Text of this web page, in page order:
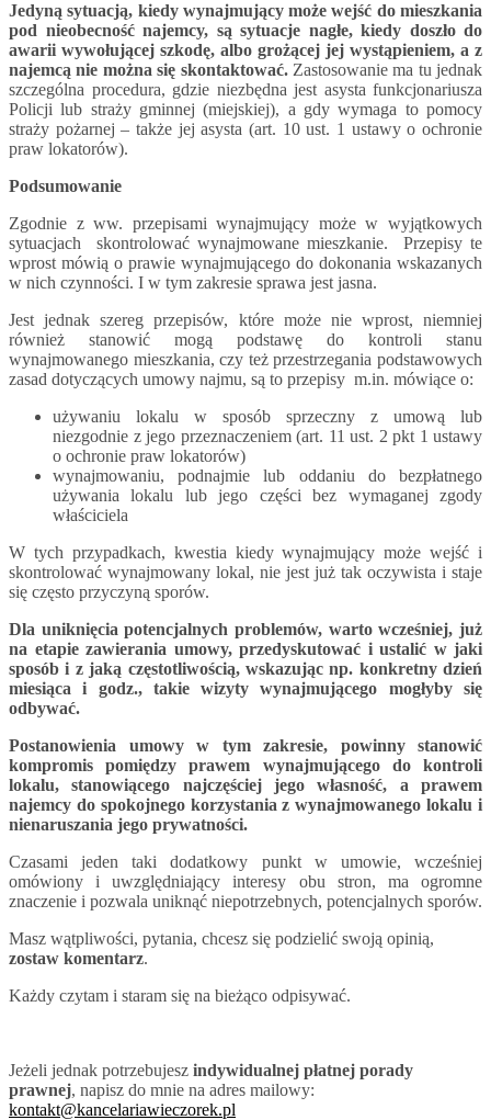
Jedyną sytuacją, kiedy wynajmujący może wejść do mieszkania
pod nieobecność najemcy, są sytuacje nagłe, kiedy doszło do
awarii wywołującej szkodę, albo grożącej jej wystąpieniem, a z
najemcą nie można się skontaktować. Zastosowanie ma tu jednak
szczególna procedura, gdzie niezbędna jest asysta funkcjonariusza
Policji lub straży gminnej (miejskiej), a gdy wymaga to pomocy
straży pożarnej – także jej asysta (art. 10 ust. 1 ustawy o ochronie
praw lokatorów).
Podsumowanie
Zgodnie z ww. przepisami wynajmujący może w wyjątkowych
sytuacjach skontrolować wynajmowane mieszkanie. Przepisy te
wprost mówią o prawie wynajmującego do dokonania wskazanych
w nich czynności. I w tym zakresie sprawa jest jasna.
Jest jednak szereg przepisów, które może nie wprost, niemniej
również stanowić mogą podstawę do kontroli stanu
wynajmowanego mieszkania, czy też przestrzegania podstawowych
zasad dotyczących umowy najmu, są to przepisy m.in. mówiące o:
używaniu lokalu w sposób sprzeczny z umową lub
niezgodnie z jego przeznaczeniem (art. 11 ust. 2 pkt 1 ustawy
o ochronie praw lokatorów)
wynajmowaniu, podnajmie lub oddaniu do bezpłatnego
używania lokalu lub jego części bez wymaganej zgody
właściciela
W tych przypadkach, kwestia kiedy wynajmujący może wejść i
skontrolować wynajmowany lokal, nie jest już tak oczywista i staje
się często przyczyną sporów.
Dla uniknięcia potencjalnych problemów, warto wcześniej, już
na etapie zawierania umowy, przedyskutować i ustalić w jaki
sposób i z jaką częstotliwością, wskazując np. konkretny dzień
miesiąca i godz., takie wizyty wynajmującego mogłyby się
odbywać.
Postanowienia umowy w tym zakresie, powinny stanowić
kompromis pomiędzy prawem wynajmującego do kontroli
lokalu, stanowiącego najczęściej jego własność, a prawem
najemcy do spokojnego korzystania z wynajmowanego lokalu i
nienaruszania jego prywatności.
Czasami jeden taki dodatkowy punkt w umowie, wcześniej
omówiony i uwzględniający interesy obu stron, ma ogromne
znaczenie i pozwala uniknąć niepotrzebnych, potencjalnych sporów.
Masz wątpliwości, pytania, chcesz się podzielić swoją opinią,
zostaw komentarz.
Każdy czytam i staram się na bieżąco odpisywać.
Jeżeli jednak potrzebujesz indywidualnej płatnej porady
prawnej, napisz do mnie na adres mailowy:
kontakt@kancelariawieczorek.pl